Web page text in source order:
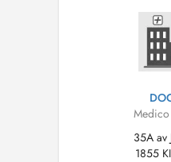
personnelle sera
35A av
1855